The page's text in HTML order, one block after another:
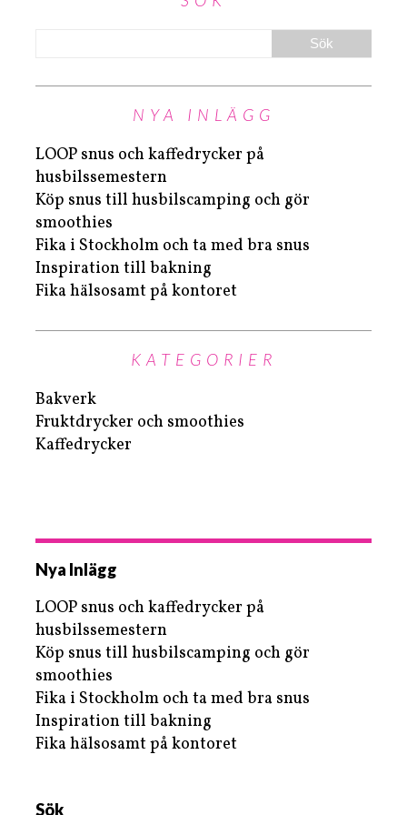
NYA INLÄGG
LOOP snus och kaffedrycker på
husbilssemestern
Köp snus till husbilscamping och gör
smoothies
Fika i Stockholm och ta med bra snus
Inspiration till bakning
Fika hälsosamt på kontoret
KATEGORIER
Bakverk
Fruktdrycker och smoothies
Kaffedrycker
Nya Inlägg
LOOP snus och kaffedrycker på
husbilssemestern
Köp snus till husbilscamping och gör
smoothies
Fika i Stockholm och ta med bra snus
Inspiration till bakning
Fika hälsosamt på kontoret
Sök